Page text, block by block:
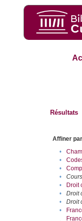
Résultats
Affiner
•
•
•
•
•
Droit
•
Droit
•
Droit
•